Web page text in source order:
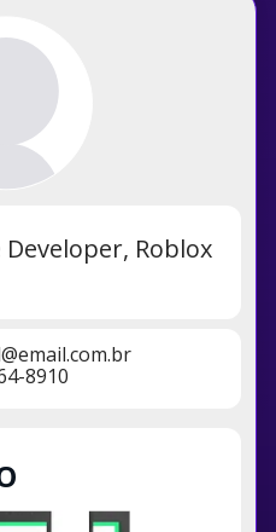
Developer, Roblox
8910